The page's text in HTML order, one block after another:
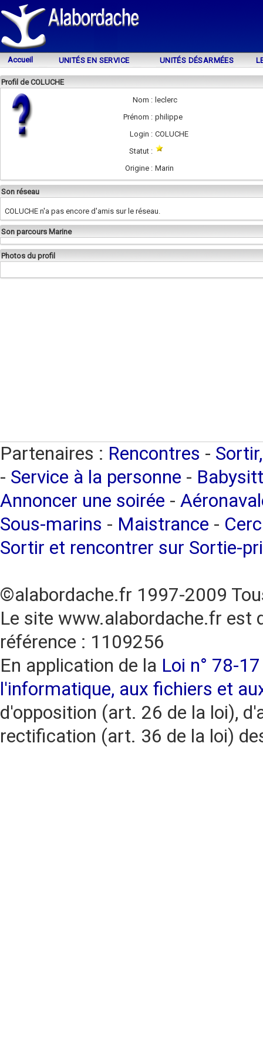
Accueil UNITÉS EN SERVICE UNITÉS DÉSARMÉES
Profil de COLUCHE
Nom : leclerc
Prénom : philippe
Login : COLUCHE
Statut :
Origine : Marin
Son réseau
COLUCHE n'a pas encore d'amis sur le réseau.
Son parcours Marine
Photos du profil
Partenaires : Rencontres -
- Service à la personne -
Annoncer une soirée -
Sous-marins - Maistrance -
Sortir et rencontrer sur Sortie-
©alabordache.fr 1997-2009
Le site www.alabordache.fr est
référence : 1109256
En application de la Loi n° 78-
l'informatique, aux fichiers et
d'opposition (art. 26 de la loi),
rectification (art. 36 de la loi)